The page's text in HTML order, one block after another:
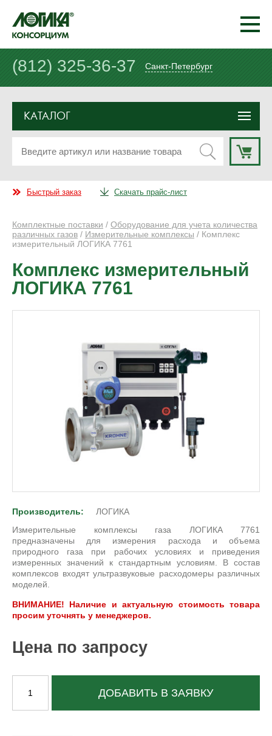
(812) 325-36-37 Санкт-Петербург
КАТАЛОГ
Быстрый заказ Скачать прайс-лист
Комплектные поставки / Оборудование для учета количества
различных газов / Измерительные комплексы / Комплекс
измерительный ЛОГИКА 7761
Комплекс измерительный
ЛОГИКА 7761
Производитель:
ЛОГИКА
Измерительные комплексы газа ЛОГИКА 7761
предназначены для измерения расхода и объема
природного газа при рабочих условиях и приведения
измеренных значений к стандартным условиям. В состав
комплексов входят ультразвуковые расходомеры различных
моделей.
ВНИМАНИЕ! Наличие и актуальную стоимость товара
просим уточнять у менеджеров.
Цена по запросу
ДОБАВИТЬ В ЗАЯВКУ